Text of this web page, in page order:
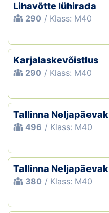
Lihavõtte lühirada
290 / Klass: M40
Karjalaskevõistlus
290 / Klass: M40
Tallinna Neljapäevak
496 / Klass: M40
Tallinna Neljapäevak
380 / Klass: M40